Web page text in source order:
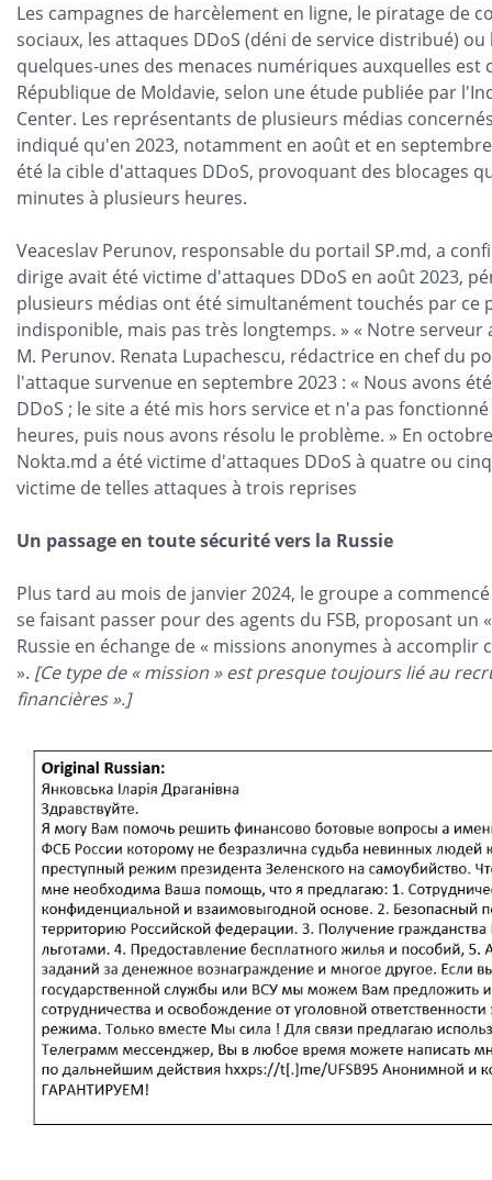
Les campagnes de harcèlement en ligne, le piratage de
sociaux, les attaques DDoS (déni de service distribué)
quelques-unes des menaces numériques auxquelles est
République de Moldavie, selon une étude publiée par
Center. Les représentants de plusieurs médias
indiqué qu'en 2023, notamment en août et en
été la cible d'attaques DDoS, provoquant des blocages
minutes à plusieurs heures.
Veaceslav Perunov, responsable du portail SP.md, a
dirige avait été victime d'attaques DDoS en août 2023,
plusieurs médias ont été simultanément touchés par ce
indisponible, mais pas très longtemps. » « Notre serveur
M. Perunov. Renata Lupachescu, rédactrice en chef du
l'attaque survenue en septembre 2023 : « Nous avons
DDoS ; le site a été mis hors service et n'a pas
heures, puis nous avons résolu le problème. » En
Nokta.md a été victime d'attaques DDoS à quatre ou
victime de telles attaques à trois reprises
Un passage en toute sécurité vers la Russie
Plus tard au mois de janvier 2024, le groupe a
se faisant passer pour des agents du FSB, proposant un
Russie en échange de « missions anonymes à
». [Ce type de « mission » est presque toujours lié au
financières ».]